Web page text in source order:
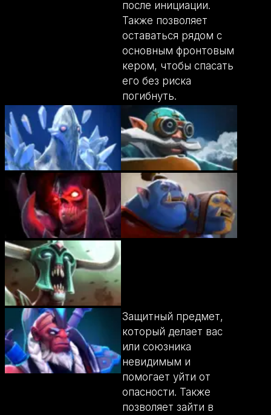
после инициации.
Также позволяет
оставаться рядом с
основным фронтовым
кером, чтобы спасать
его без риска
погибнуть.
Защитный предмет,
который делает вас
или союзника
невидимым и
помогает уйти от
опасности. Также
позволяет зайти в